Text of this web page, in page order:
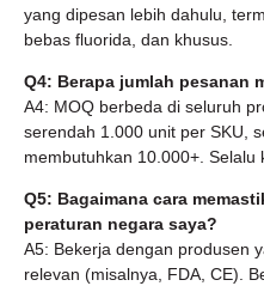
yang dipesan lebih dahulu,
bebas fluorida, dan khusus.
Q4: Berapa jumlah pesanan
A4: MOQ berbeda di seluruh
serendah 1.000 unit per SKU,
membutuhkan 10.000+. Selalu
Q5: Bagaimana cara
peraturan negara saya?
A5: Bekerja dengan produsen
relevan (misalnya, FDA, CE).